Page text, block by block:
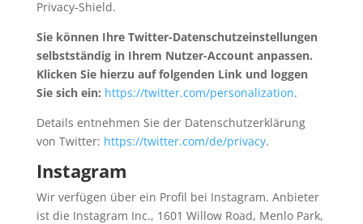
Privacy-Shield.
Sie können Ihre Twitter-Datenschutzeinstellungen
selbstständig in Ihrem Nutzer-Account anpassen.
Klicken Sie hierzu auf folgenden Link und loggen
Sie sich ein: https://twitter.com/personalization.
Details entnehmen Sie der Datenschutzerklärung
von Twitter: https://twitter.com/de/privacy.
Instagram
Wir verfügen über ein Profil bei Instagram. Anbieter
ist die Instagram Inc., 1601 Willow Road, Menlo Park,